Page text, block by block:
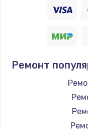
Ремонт